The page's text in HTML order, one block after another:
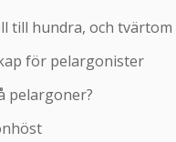
till hundra, och tvärtom
för pelargonister
pelargoner?